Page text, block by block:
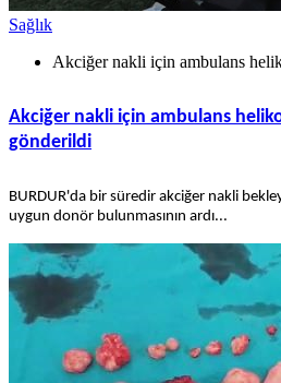
Sağlık
Akciğer nakli için ambulans
Akciğer nakli için ambulans
gönderildi
BURDUR'da bir süredir akciğer nakli
uygun donör bulunmasının ardı...